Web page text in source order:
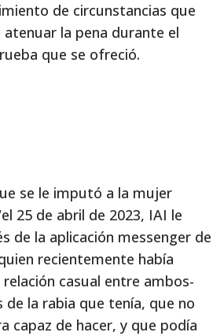
de circunstancias que
la pena durante el
que se ofreció.
se le imputó a la mujer
25 de abril de 2023, IAI le
de la aplicación messenger de
recientemente había
casual entre ambos-
de la rabia que tenía, que no
capaz de hacer, y que podía